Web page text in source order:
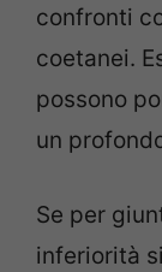
confronti
coetanei.
possono
un
Se per
inferiorità